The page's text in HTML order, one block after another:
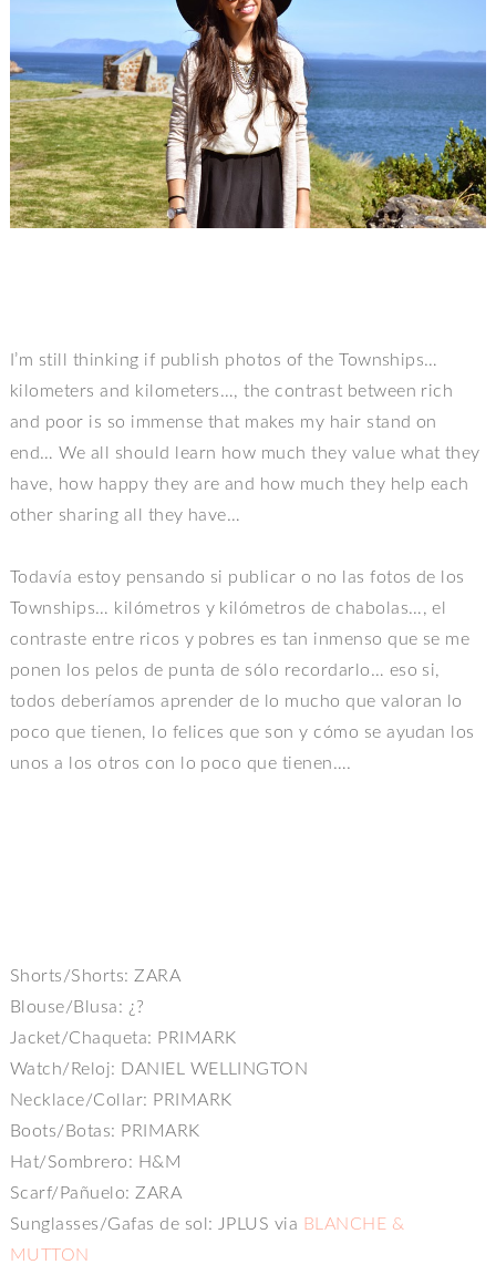
I’m still thinking if publish photos of the Townships…
kilometers and kilometers…, the contrast between rich
and poor is so immense that makes my hair stand on
end… We all should learn how much they value what they
have, how happy they are and how much they help each
other sharing all they have…
Todavía estoy pensando si publicar o no las fotos de los
Townships… kilómetros y kilómetros de chabolas…, el
contraste entre ricos y pobres es tan inmenso que se me
ponen los pelos de punta de sólo recordarlo… eso si,
todos deberíamos aprender de lo mucho que valoran lo
poco que tienen, lo felices que son y cómo se ayudan los
unos a los otros con lo poco que tienen….
Shorts/Shorts: ZARA
Blouse/Blusa: ¿?
Jacket/Chaqueta: PRIMARK
Watch/Reloj: DANIEL WELLINGTON
Necklace/Collar: PRIMARK
Boots/Botas: PRIMARK
Hat/Sombrero: H&M
Scarf/Pañuelo: ZARA
Sunglasses/Gafas de sol: JPLUS via BLANCHE &
MUTTON